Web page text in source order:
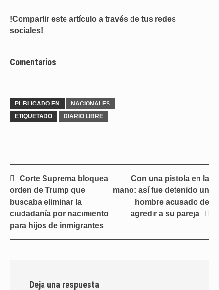
!Compartir este artículo a través de tus redes
sociales!
Comentarios
PUBLICADO EN
NACIONALES
ETIQUETADO
DIARIO LIBRE
Navegación
de
entradas
Corte Suprema bloquea
orden de Trump que
buscaba eliminar la
ciudadanía por nacimiento
para hijos de inmigrantes
Con una pistola en la
mano: así fue detenido un
hombre acusado de
agredir a su pareja
Deja una respuesta